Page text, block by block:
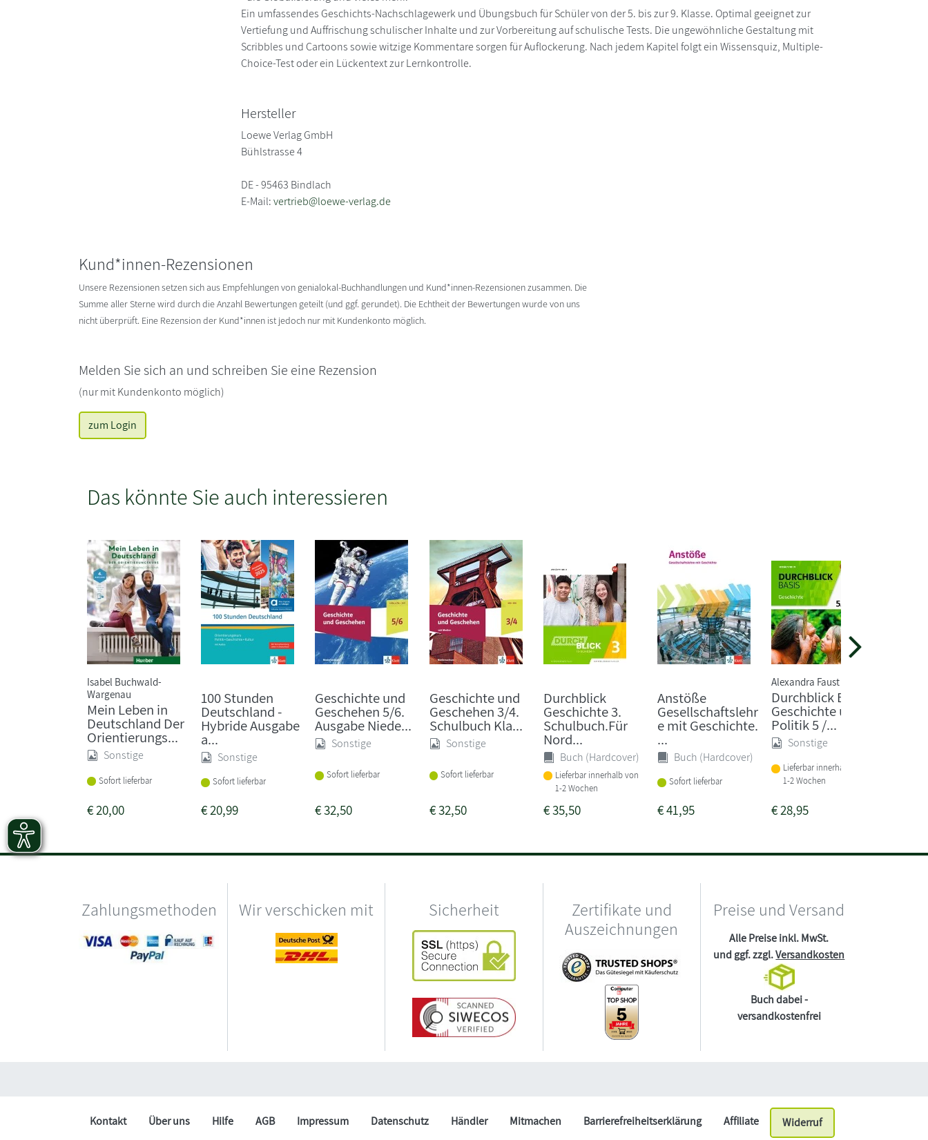
Ein umfassendes Geschichts-Nachschlagewerk und Übungsbuch für Schüler von der 5. bis zur 9. Klasse. Optimal geeignet zur
Vertiefung und Auffrischung schulischer Inhalte und zur Vorbereitung auf schulische Tests. Die ungewöhnliche Gestaltung mit
Scribbles und Cartoons sowie witzige Kommentare sorgen für Auflockerung. Nach jedem Kapitel folgt ein Wissensquiz, Multiple-
Choice-Test oder ein Lückentext zur Lernkontrolle.
Hersteller
Loewe Verlag GmbH
Bühlstrasse 4
DE - 95463 Bindlach
E-Mail:vertrieb@loewe-verlag.de
Kund*innen-Rezensionen
Unsere Rezensionen setzen sich aus Empfehlungen von genialokal-Buchhandlungen und Kund*innen-Rezensionen zusammen. Die
Summe aller Sterne wird durch die Anzahl Bewertungen geteilt (und ggf. gerundet). Die Echtheit der Bewertungen wurde von uns
nicht überprüft. Eine Rezension der Kund*innen ist jedoch nur mit Kundenkonto möglich.
Melden Sie sich an und schreiben Sie eine Rezension
(nur mit Kundenkonto möglich)
zum Login
Das könnte Sie auch interessieren
Isabel Buchwald-
Wargenau
Mein Leben in
Deutschland Der
Orientierungs...
Sonstige
Sofort lieferbar
€20,00
100 Stunden
Deutschland -
Hybride Ausgabe
a...
Sonstige
Sofort lieferbar
€20,99
Geschichte und
Geschehen 5/6.
Ausgabe Niede...
Sonstige
Sofort lieferbar
€32,50
Geschichte und
Geschehen 3/4.
Schulbuch Kla...
Sonstige
Sofort lieferbar
€32,50
Durchblick
Geschichte 3.
Schulbuch.Für
Nord...
Buch (Hardcover)
Lieferbar innerhalb von
1-2 Wochen
€35,50
Anstöße
Gesellschaftslehr
e mit Geschichte.
...
Buch (Hardcover)
Sofort lieferbar
€41,95
Alexandra Faust
Durchblick Basis
Geschichte und
Politik 5 /...
Sonstige
Lieferbar innerhalb von
1-2 Wochen
€28,95
Zahlungsmethoden Wir verschicken mit Sicherheit
Zertifikate und
Auszeichnungen
Preise und Versand
Alle Preise inkl. MwSt.
und ggf. zzgl.Versandkosten
Buch dabei -
versandkostenfrei
Kontakt Über uns Hilfe AGB Impressum Datenschutz Händler Mitmachen Barrierefreiheitserklärung Affiliate Widerruf